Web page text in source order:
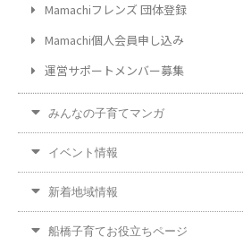
Mamachiフレンズ 団体登録
Mamachi個人会員申し込み
運営サポートメンバー募集
みんなの子育てマンガ
イベント情報
新着地域情報